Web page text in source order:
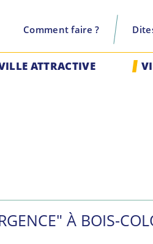
Comment faire ?
ATTRACTIVE
À BOIS-